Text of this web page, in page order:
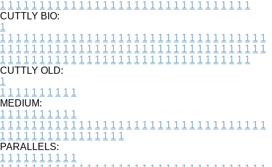
1 1 1 1 1 1 1 1 1 1 1 1 1 1 1 1 1 1 1 1 1 1 1 1 1 1 1 1 1 1 1 1
CUTTLY BIO:
1
1 1 1 1 1 1 1 1 1 1 1 1 1 1 1 1 1 1 1 1 1 1 1 1 1 1 1 1 1 1 1 1 1 1
1 1 1 1 1 1 1 1 1 1 1 1 1 1 1 1 1 1 1 1 1 1 1 1 1 1 1 1 1 1 1 1 1 1
1 1 1 1 1 1 1 1 1 1 1 1 1 1 1 1 1 1 1 1 1 1 1 1 1 1 1 1 1 1 1 1
CUTTLY OLD:
1
1 1 1 1 1 1 1 1 1 1
MEDIUM:
1 1 1 1 1 1 1 1 1 1
1 1 1 1 1 1 1 1 1 1 1 1 1 1 1 1 1 1 1 1 1 1 1 1 1 1 1 1 1 1 1 1 1 1
1 1 1 1 1 1 1 1 1 1 1 1 1 1 1 1
PARALLELS:
1 1 1 1 1 1 1 1 1 1